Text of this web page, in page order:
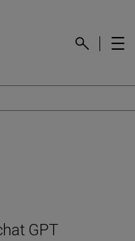
GPT